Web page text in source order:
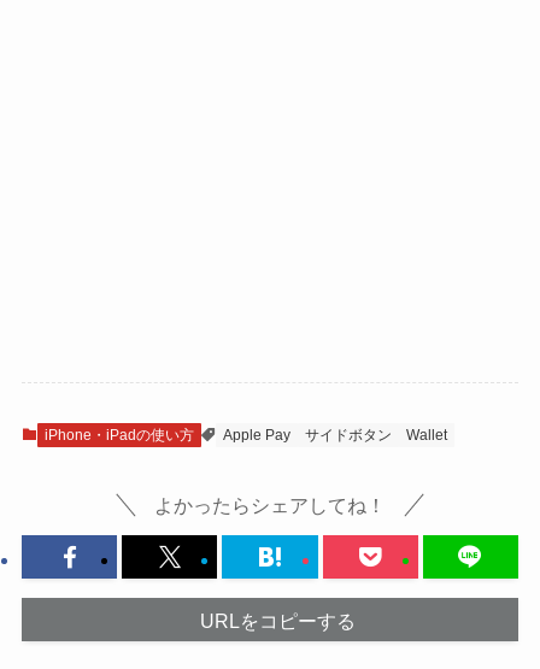
iPhone・iPadの使い方 Apple Pay サイドボタン Wallet
よかったらシェアしてね！
URLをコピーする